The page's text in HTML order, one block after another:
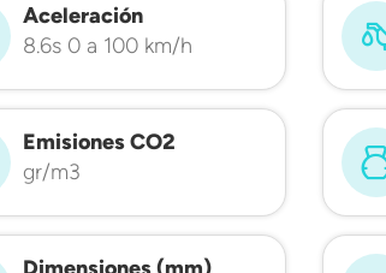
Aceleración
8.6s 0 a 100 km/h
Emisiones CO2
gr/m3
Dimensiones (mm)